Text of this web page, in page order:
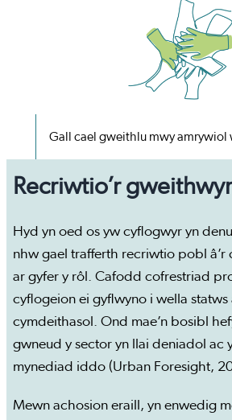
Gall cael gweithlu mwy amrywiol
Recriwtio’r
Hyd yn oed os yw cyflogwyr yn
nhw gael trafferth recriwtio pobl â’r
ar gyfer y rôl. Cafodd cofrestriad
cyflogeion ei gyflwyno i wella statws
cymdeithasol. Ond mae’n bosibl
gwneud y sector yn llai deniadol ac
mynediad iddo (Urban Foresight,
Mewn achosion eraill, yn enwedig